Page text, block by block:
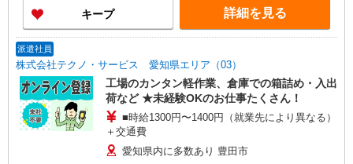
し）
キープ 詳細を見る
派遣社員
株式会社テクノ・サービス 愛知県エリア（03）
工場のカンタン軽作業、倉庫での箱詰め・入出
荷など ★未経験OKのお仕事たくさん！
■時給1300円〜1400円（就業先により異なる）
＋交通費
愛知県内に多数あり 豊田市